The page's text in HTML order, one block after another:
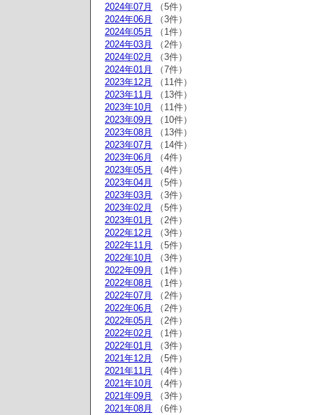
2024年07月
（5件）
2024年06月
（3件）
2024年05月
（1件）
2024年03月
（2件）
2024年02月
（3件）
2024年01月
（7件）
2023年12月
（11件）
2023年11月
（13件）
2023年10月
（11件）
2023年09月
（10件）
2023年08月
（13件）
2023年07月
（14件）
2023年06月
（4件）
2023年05月
（4件）
2023年04月
（5件）
2023年03月
（3件）
2023年02月
（5件）
2023年01月
（2件）
2022年12月
（3件）
2022年11月
（5件）
2022年10月
（3件）
2022年09月
（1件）
2022年08月
（1件）
2022年07月
（2件）
2022年06月
（2件）
2022年05月
（2件）
2022年02月
（1件）
2022年01月
（3件）
2021年12月
（5件）
2021年11月
（4件）
2021年10月
（4件）
2021年09月
（3件）
2021年08月
（6件）